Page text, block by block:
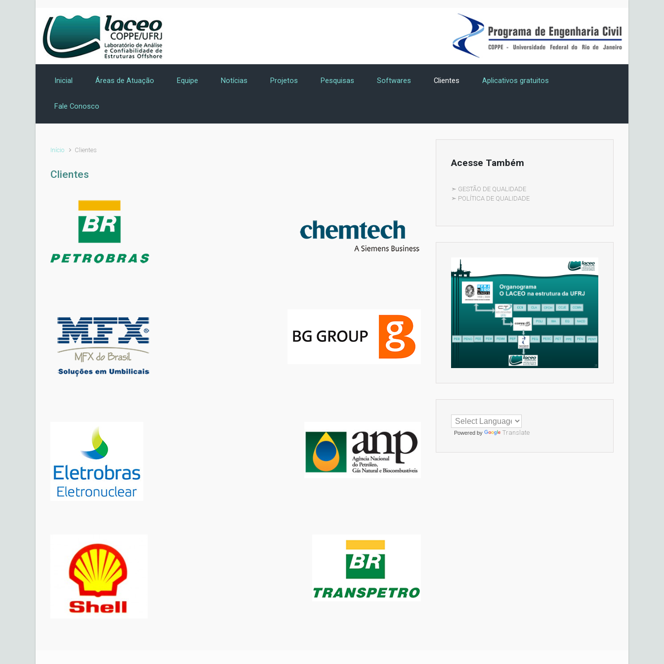
Inicial Áreas de Atuação Equipe Notícias Projetos Pesquisas Softwares Clientes Aplicativos gratuitos
Fale Conosco
Início Clientes
Clientes
Acesse Também
➣ GESTÃO DE QUALIDADE
➣ POLÍTICA DE QUALIDADE
Powered by Translate